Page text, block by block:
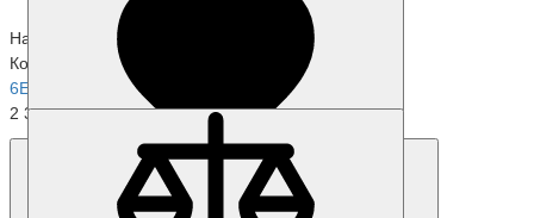
Наличие: уточняйте
Код товара: 1969-01
6ES7195-7HA00-0XA0
2 309 р.
Наличие: уточняйте
Код товара: 54709-01